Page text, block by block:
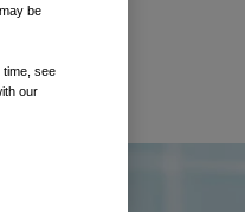
be
see
our